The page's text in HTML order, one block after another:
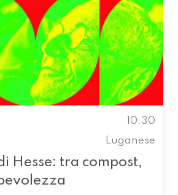
10.30
Luganese
Hesse: tra compost,